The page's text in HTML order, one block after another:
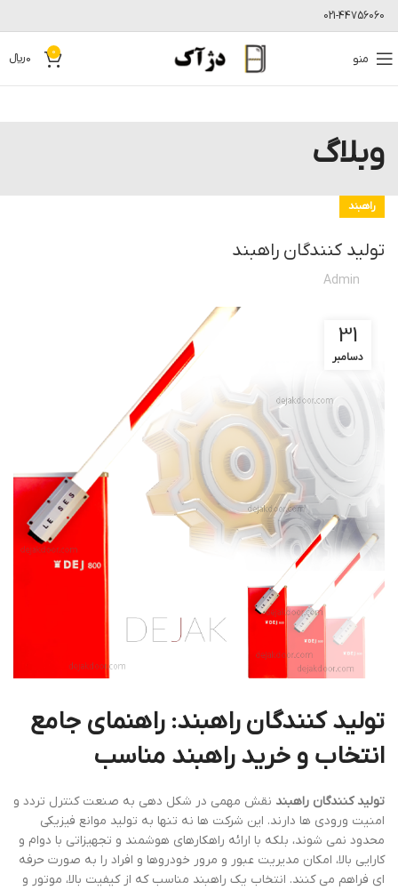
021-44756060
منو 0
0﷼
وبلاگ
راهبند
تولید کنندگان راهبند
Admin
31
دسامبر
تولید کنندگان راهبند: راهنمای جامع
انتخاب و خرید راهبند مناسب
تولید کنندگان راهبند نقش مهمی در شکل دهی به صنعت کنترل تردد و
امنیت ورودی ها دارند. این شرکت ها نه تنها به تولید موانع فیزیکی
محدود نمی شوند، بلکه با ارائه راهکارهای هوشمند و تجهیزاتی با دوام و
کارایی بالا، امکان مدیریت عبور و مرور خودروها و افراد را به صورت حرفه
ای فراهم می کنند. انتخاب یک راهبند مناسب که از کیفیت بالا، موتور و